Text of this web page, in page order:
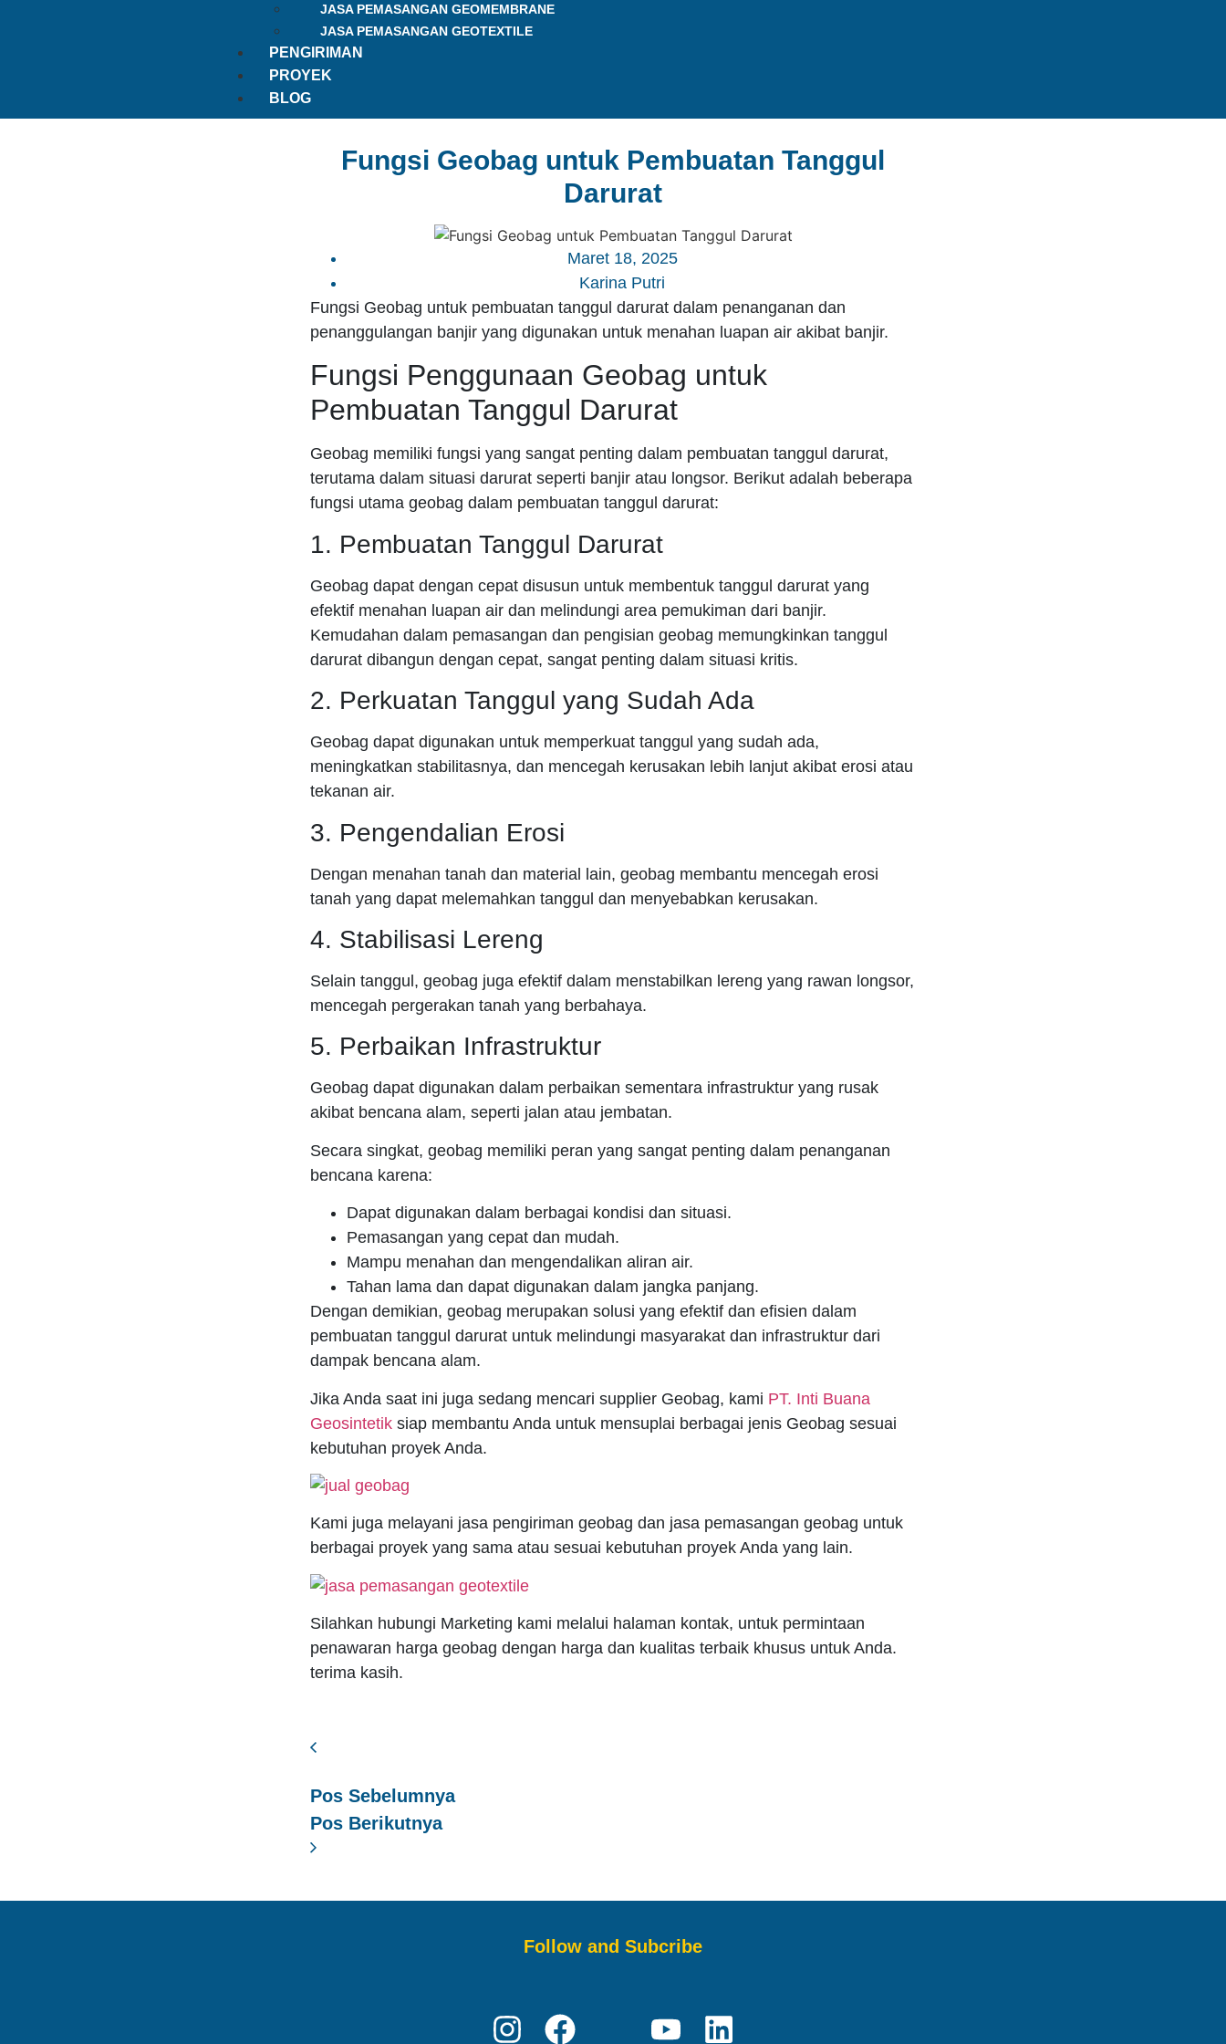
JASA PEMASANGAN GEOMEMBRANE
JASA PEMASANGAN GEOTEXTILE
PENGIRIMAN
PROYEK
BLOG
Fungsi Geobag untuk Pembuatan Tanggul
Darurat
Maret 18, 2025
Karina Putri
Fungsi Geobag untuk pembuatan tanggul darurat dalam penanganan dan
penanggulangan banjir yang digunakan untuk menahan luapan air akibat banjir.
Fungsi Penggunaan Geobag untuk
Pembuatan Tanggul Darurat
Geobag memiliki fungsi yang sangat penting dalam pembuatan tanggul darurat,
terutama dalam situasi darurat seperti banjir atau longsor. Berikut adalah beberapa
fungsi utama geobag dalam pembuatan tanggul darurat:
1. Pembuatan Tanggul Darurat
Geobag dapat dengan cepat disusun untuk membentuk tanggul darurat yang
efektif menahan luapan air dan melindungi area pemukiman dari banjir.
Kemudahan dalam pemasangan dan pengisian geobag memungkinkan tanggul
darurat dibangun dengan cepat, sangat penting dalam situasi kritis.
2. Perkuatan Tanggul yang Sudah Ada
Geobag dapat digunakan untuk memperkuat tanggul yang sudah ada,
meningkatkan stabilitasnya, dan mencegah kerusakan lebih lanjut akibat erosi atau
tekanan air.
3. Pengendalian Erosi
Dengan menahan tanah dan material lain, geobag membantu mencegah erosi
tanah yang dapat melemahkan tanggul dan menyebabkan kerusakan.
4. Stabilisasi Lereng
Selain tanggul, geobag juga efektif dalam menstabilkan lereng yang rawan longsor,
mencegah pergerakan tanah yang berbahaya.
5. Perbaikan Infrastruktur
Geobag dapat digunakan dalam perbaikan sementara infrastruktur yang rusak
akibat bencana alam, seperti jalan atau jembatan.
Secara singkat, geobag memiliki peran yang sangat penting dalam penanganan
bencana karena:
Dapat digunakan dalam berbagai kondisi dan situasi.
Pemasangan yang cepat dan mudah.
Mampu menahan dan mengendalikan aliran air.
Tahan lama dan dapat digunakan dalam jangka panjang.
Dengan demikian, geobag merupakan solusi yang efektif dan efisien dalam
pembuatan tanggul darurat untuk melindungi masyarakat dan infrastruktur dari
dampak bencana alam.
Jika Anda saat ini juga sedang mencari supplier Geobag, kami PT. Inti Buana
Geosintetik siap membantu Anda untuk mensuplai berbagai jenis Geobag sesuai
kebutuhan proyek Anda.
Kami juga melayani jasa pengiriman geobag dan jasa pemasangan geobag untuk
berbagai proyek yang sama atau sesuai kebutuhan proyek Anda yang lain.
Silahkan hubungi Marketing kami melalui halaman kontak, untuk permintaan
penawaran harga geobag dengan harga dan kualitas terbaik khusus untuk Anda.
terima kasih.
Pos Sebelumnya
Pos Berikutnya
Follow and Subcribe